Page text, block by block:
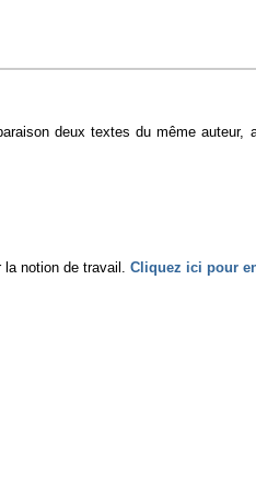
deux textes du même auteur,
la notion de travail.Cliquez ici pour